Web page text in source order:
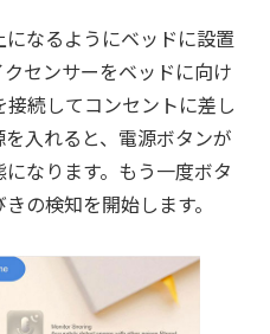
なるようにベッドに設置
センサーをベッドに向け
続してコンセントに差し
入れると、電源ボタンが
なります。もう一度ボタ
の検知を開始します。